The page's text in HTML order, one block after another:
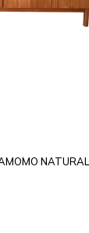
NATURAL